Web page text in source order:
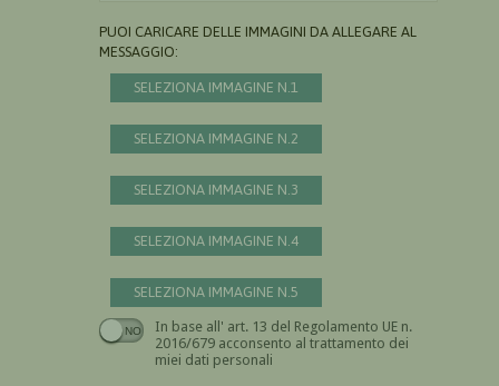
PUOI CARICARE DELLE IMMAGINI DA ALLEGARE AL
MESSAGGIO:
SELEZIONA IMMAGINE N.1
SELEZIONA IMMAGINE N.2
SELEZIONA IMMAGINE N.3
SELEZIONA IMMAGINE N.4
SELEZIONA IMMAGINE N.5
In base all' art. 13 del Regolamento UE n.
2016/679 acconsento al trattamento dei
miei dati personali
Devi dare il consenso